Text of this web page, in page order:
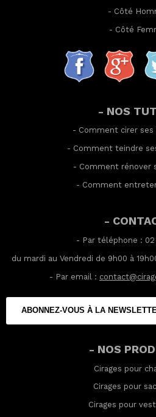
- Côté
- Côté
- NOS
- Comment cirer ses
- Comment teindre
- Comment rénover
- Comment
-
- Par téléphone :
du mardi au Vendredi de 9h00 à
- Par email :
ABONNEZ-VOUS À LA
- NOS
Cirages pour
Cirages pour
Cirages pour